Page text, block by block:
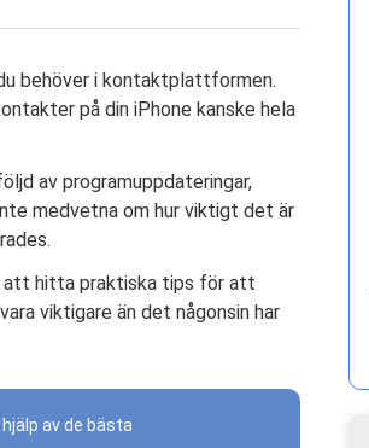
behöver i kontaktplattformen.
på din iPhone kanske hela
av programuppdateringar,
medvetna om hur viktigt det är
att hitta praktiska tips för att
viktigare än det någonsin har
av de bästa